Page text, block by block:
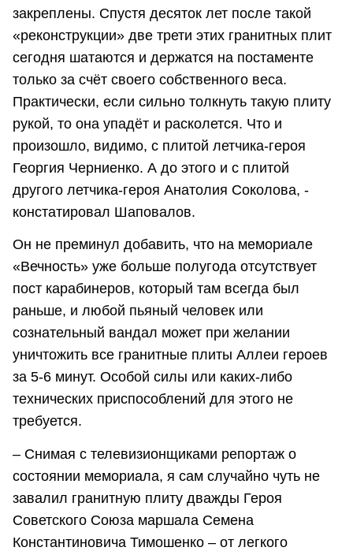
закреплены. Спустя десяток лет после такой
«реконструкции» две трети этих гранитных плит
сегодня шатаются и держатся на постаменте
только за счёт своего собственного веса.
Практически, если сильно толкнуть такую плиту
рукой, то она упадёт и расколется. Что и
произошло, видимо, с плитой летчика-героя
Георгия Черниенко. А до этого и с плитой
другого летчика-героя Анатолия Соколова, -
констатировал Шаповалов.
Он не преминул добавить, что на мемориале
«Вечность» уже больше полугода отсутствует
пост карабинеров, который там всегда был
раньше, и любой пьяный человек или
сознательный вандал может при желании
уничтожить все гранитные плиты Аллеи героев
за 5-6 минут. Особой силы или каких-либо
технических приспособлений для этого не
требуется.
– Снимая с телевизионщиками репортаж о
состоянии мемориала, я сам случайно чуть не
завалил гранитную плиту дважды Героя
Советского Союза маршала Семена
Константиновича Тимошенко – от легкого